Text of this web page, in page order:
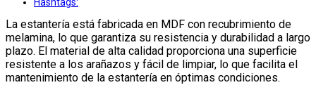
La estantería está fabricada en MDF con recubrimiento de
melamina, lo que garantiza su resistencia y durabilidad a largo
plazo. El material de alta calidad proporciona una superficie
resistente a los arañazos y fácil de limpiar, lo que facilita el
mantenimiento de la estantería en óptimas condiciones.